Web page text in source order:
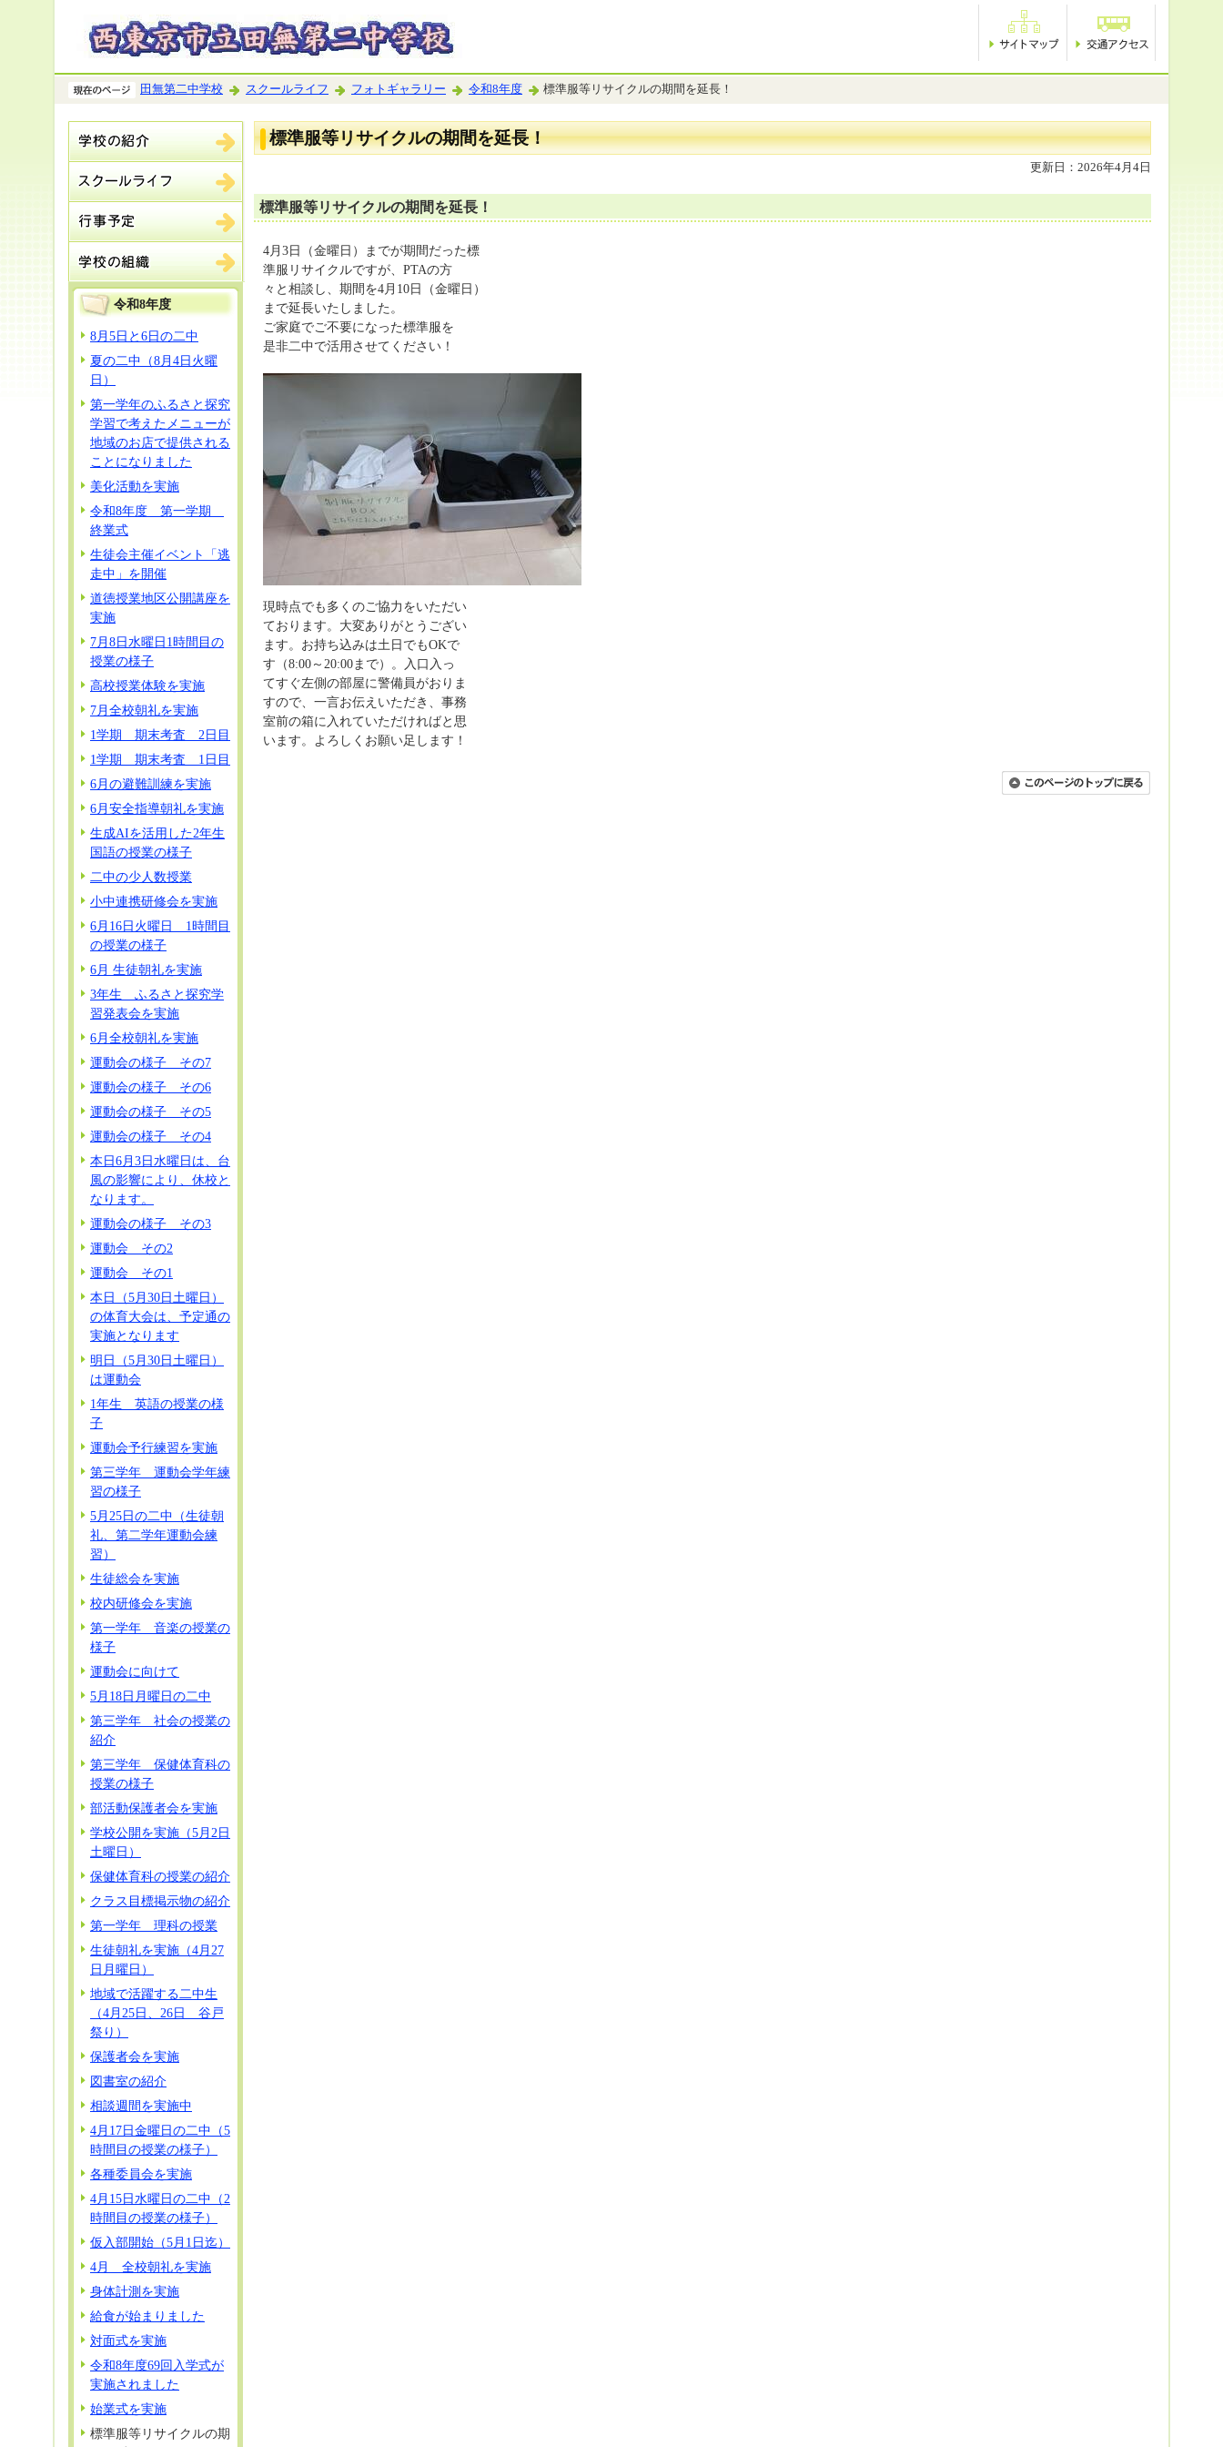
田無第二中学校 スクールライフ フォトギャラリー 令和8年度 標準服等リサイクルの期間を延長！
令和8年度
8月5日と6日の二中
夏の二中（8月4日火曜
日）
第一学年のふるさと探究
学習で考えたメニューが
地域のお店で提供される
ことになりました
美化活動を実施
令和8年度 第一学期
終業式
生徒会主催イベント「逃
走中」を開催
道徳授業地区公開講座を
実施
7月8日水曜日1時間目の
授業の様子
高校授業体験を実施
7月全校朝礼を実施
1学期 期末考査 2日目
1学期 期末考査 1日目
6月の避難訓練を実施
6月安全指導朝礼を実施
生成AIを活用した2年生
国語の授業の様子
二中の少人数授業
小中連携研修会を実施
6月16日火曜日 1時間目
の授業の様子
6月 生徒朝礼を実施
3年生 ふるさと探究学
習発表会を実施
6月全校朝礼を実施
運動会の様子 その7
運動会の様子 その6
運動会の様子 その5
運動会の様子 その4
本日6月3日水曜日は、台
風の影響により、休校と
なります。
運動会の様子 その3
運動会 その2
運動会 その1
本日（5月30日土曜日）
の体育大会は、予定通の
実施となります
明日（5月30日土曜日）
は運動会
1年生 英語の授業の様
子
運動会予行練習を実施
第三学年 運動会学年練
習の様子
5月25日の二中（生徒朝
礼、第二学年運動会練
習）
生徒総会を実施
校内研修会を実施
第一学年 音楽の授業の
様子
運動会に向けて
5月18日月曜日の二中
第三学年 社会の授業の
紹介
第三学年 保健体育科の
授業の様子
部活動保護者会を実施
学校公開を実施（5月2日
土曜日）
保健体育科の授業の紹介
クラス目標掲示物の紹介
第一学年 理科の授業
生徒朝礼を実施（4月27
日月曜日）
地域で活躍する二中生
（4月25日、26日 谷戸
祭り）
保護者会を実施
図書室の紹介
相談週間を実施中
4月17日金曜日の二中（5
時間目の授業の様子）
各種委員会を実施
4月15日水曜日の二中（2
時間目の授業の様子）
仮入部開始（5月1日迄）
4月 全校朝礼を実施
身体計測を実施
給食が始まりました
対面式を実施
令和8年度69回入学式が
実施されました
始業式を実施
標準服等リサイクルの期
標準服等リサイクルの期間を延長！
更新日：2026年4月4日
標準服等リサイクルの期間を延長！
4月3日（金曜日）までが期間だった標
準服リサイクルですが、PTAの方
々と相談し、期間を4月10日（金曜日）
まで延長いたしました。
ご家庭でご不要になった標準服を
是非二中で活用させてください！
現時点でも多くのご協力をいただい
ております。大変ありがとうござい
ます。お持ち込みは土日でもOKで
す（8:00～20:00まで）。入口入っ
てすぐ左側の部屋に警備員がおりま
すので、一言お伝えいただき、事務
室前の箱に入れていただければと思
います。よろしくお願い足します！